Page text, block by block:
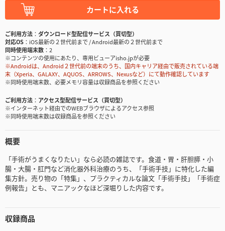
カートに入れる
ご利用方法
ダウンロード型配信サービス（買切型）
対応OS
iOS最新の２世代前まで / Android最新の２世代前まで
同時使用端末数
2
※コンテンツの使用にあたり、専用ビューアisho.jpが必要
※Androidは、Android２世代前の端末のうち、国内キャリア経由で販売されている端
末（Xperia、GALAXY、AQUOS、ARROWS、Nexusなど）にて動作確認しています
※同時使用端末数、必要メモリ容量は収録商品を参照ください
ご利用方法
アクセス型配信サービス（買切型）
※インターネット経由でのWEBブラウザによるアクセス参照
※同時使用端末数は収録商品を参照ください
概要
「手術がうまくなりたい」なら必読の雑誌です。食道・胃・肝胆膵・小
腸・大腸・肛門など消化器外科治療のうち、「手術手技」に特化した編
集方針。売り物の「特集」、プラクティカルな論文「手術手技」「手術症
例報告」とも、マニアックなほど深堀りした内容です。
収録商品